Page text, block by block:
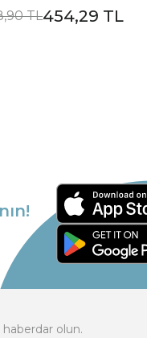
TL454,29 TL
olun.